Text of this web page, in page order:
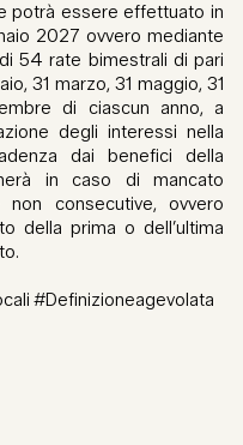
potrà essere effettuato in
2027 ovvero mediante
54 rate bimestrali di pari
31 marzo, 31 maggio, 31
di ciascun anno, a
degli interessi nella
dai benefici della
in caso di mancato
consecutive, ovvero
della prima o dell’ultima
#Definizioneagevolata